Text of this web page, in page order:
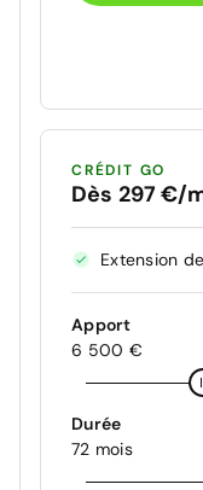
CRÉDIT GO
Dès 297 €/
Extension
Apport
6 500 €
Durée
72 mois